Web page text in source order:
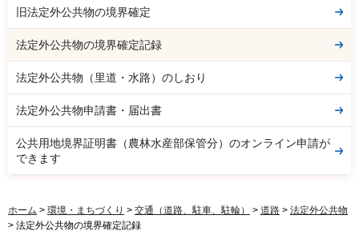
旧法定外公共物の境界確定
法定外公共物の境界確定記録
法定外公共物（里道・水路）のしおり
法定外公共物申請書・届出書
公共用地境界証明書（農林水産部保管分）のオンライン申請が
できます
ホーム > 環境・まちづくり > 交通（道路、駐車、駐輪） > 道路 > 法定外公共物
> 法定外公共物の境界確定記録